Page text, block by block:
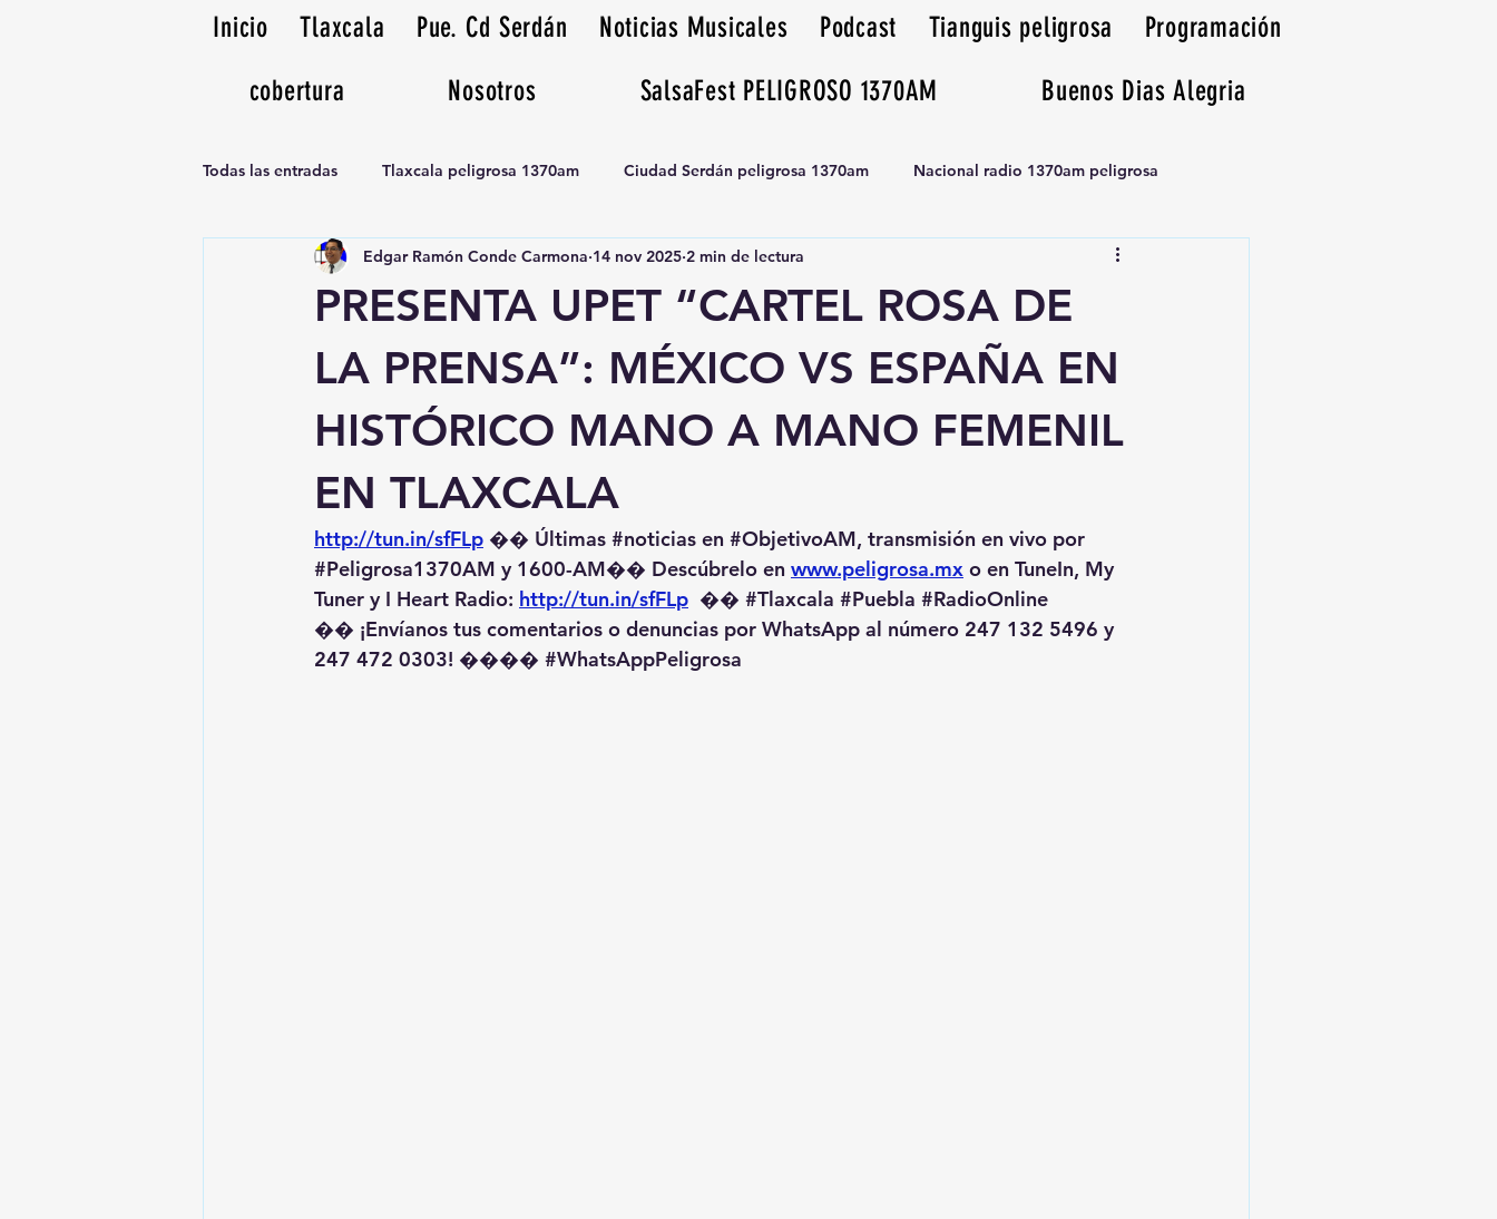
Inicio Tlaxcala Pue. Cd Serdán Noticias Musicales Podcast Tianguis peligrosa
Programación
cobertura
Nosotros SalsaFest PELIGROSO 1370AM Buenos Dias Alegria
Todas las entradas Tlaxcala peligrosa 1370am Ciudad Serdán peligrosa 1370am Nacional radio 1370am peligrosa
Noticias Musicales radio 1370am Tianguis peligrosa 1370am huamantla
PRESENTA UPET “CARTEL ROSA DE
LA PRENSA”: MÉXICO VS ESPAÑA EN
HISTÓRICO MANO A MANO FEMENIL
EN TLAXCALA
Edgar Ramón Conde Carmona 14 nov 2025 2 min de lectura
http://tun.in/sfFLp �� Últimas #noticias en #ObjetivoAM, transmisión en vivo por
#Peligrosa1370AM y 1600-AM��️ Descúbrelo en www.peligrosa.mx o en TuneIn, My
Tuner y I Heart Radio: http://tun.in/sfFLp �� #Tlaxcala #Puebla #RadioOnline
�� ¡Envíanos tus comentarios o denuncias por WhatsApp al número 247 132 5496 y
247 472 0303! ��️�� #WhatsAppPeligrosa